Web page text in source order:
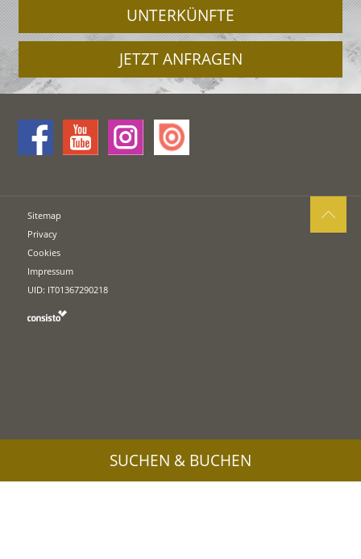
UNTERKÜNFTE
JETZT ANFRAGEN
Sitemap
Privacy
Cookies
Impressum
UID: IT01367290218
SUCHEN & BUCHEN